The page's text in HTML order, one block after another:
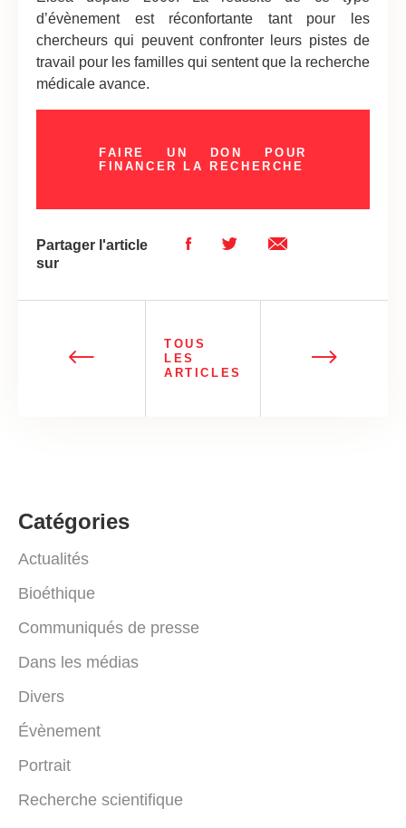
d’évènement est réconfortante tant pour les
chercheurs qui peuvent confronter leurs pistes de
travail pour les familles qui sentent que la recherche
médicale avance.
FAIRE UN DON POUR
FINANCER LA RECHERCHE
Partager l'article
sur
TOUS
LES
ARTICLES
Catégories
Actualités
Bioéthique
Communiqués de presse
Dans les médias
Divers
Évènement
Portrait
Recherche scientifique